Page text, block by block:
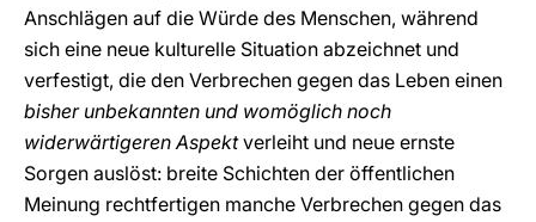
Anschlägen auf die Würde des Menschen, während
sich eine neue kulturelle Situation abzeichnet und
verfestigt, die den Verbrechen gegen das Leben einen
bisher unbekannten und womöglich noch
widerwärtigeren Aspektverleiht und neue ernste
Sorgen auslöst: breite Schichten der öffentlichen
Meinung rechtfertigen manche Verbrechen gegen das